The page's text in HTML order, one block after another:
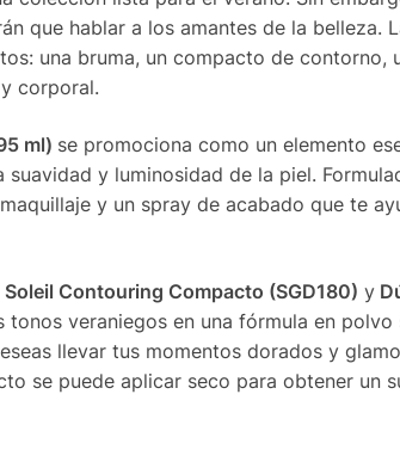
que hablar a los amantes de la belleza.
una bruma, un compacto de contorno,
corporal.
ml) se promociona como un elemento
y luminosidad de la piel.
y un spray de acabado que te
Soleil Contouring Compacto (SGD180) y
veraniegos en una fórmula en polvo
llevar tus momentos dorados y
se puede aplicar seco para obtener un